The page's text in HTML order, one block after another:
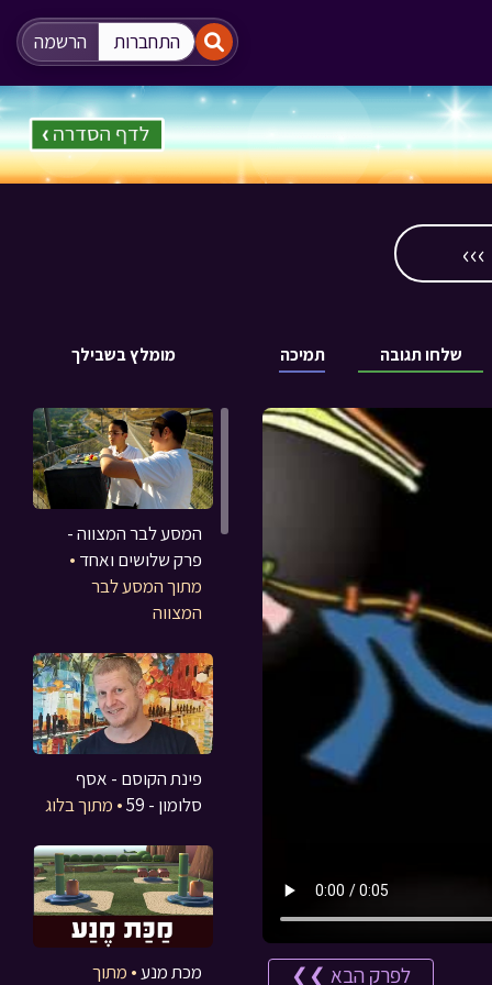
התחברות הרשמה
מומלץ בשבילך תמיכה שלחו תגובה
לפרק הבא ❯❯
המסע לבר המצווה -
פרק שלושים ואחד •
מתוך המסע לבר
המצווה
פינת הקוסם - אסף
סלומון - 59
• מתוך בלוג
מכת מנע • מתוך